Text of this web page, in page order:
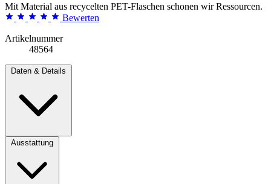
Mit Material aus recycelten PET-Flaschen schonen wir Ressourcen.
Bewerten
Artikelnummer
48564
Daten & Details
Ausstattung